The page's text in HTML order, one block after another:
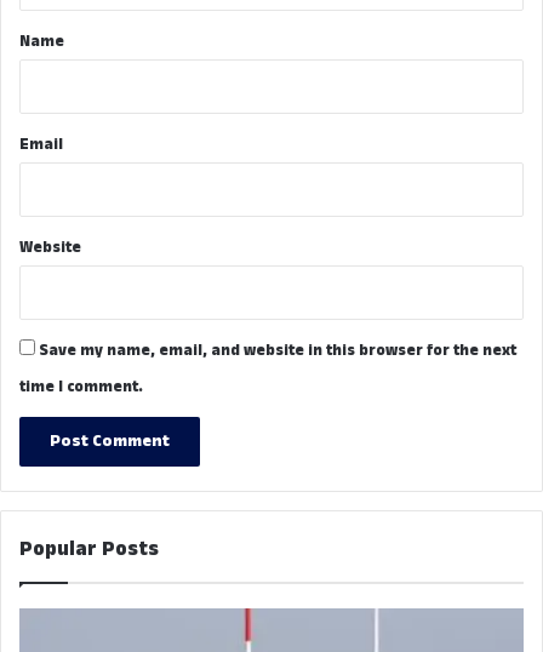
*Name
Email
Website
Save my name, email, and website in this browser for the next
time I comment.
Popular Posts